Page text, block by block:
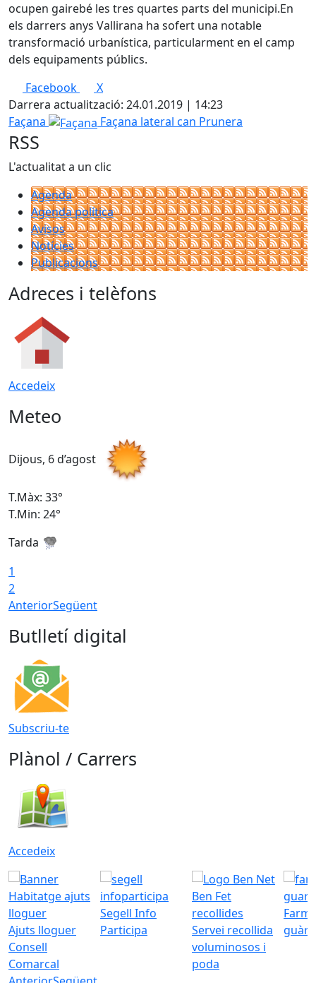
ocupen gairebé les tres quartes parts del municipi.En
els darrers anys Vallirana ha sofert una notable
transformació urbanística, particularment en el camp
dels equipaments públics.
Facebook
X
Darrera actualització: 24.01.2019 | 14:23
Façana
Façana lateral can Prunera
RSS
L'actualitat a un clic
Agenda
Agenda política
Avisos
Notícies
Publicacions
Adreces i telèfons
Accedeix
Meteo
Dijous, 6 d’agost
T.Màx: 33°
T.Min: 24°
Tarda
1
2
AnteriorSegüent
Butlletí digital
Subscriu-te
Plànol / Carrers
Accedeix
Ajuts lloguer
Consell
Comarcal
Segell Info
Participa
Servei recollida
voluminosos i
poda